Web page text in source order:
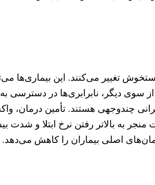
تغییر می‌کنند. این بیماری‌ها
دیگر، نابرابری‌ها در دسترسی به
چندوجهی هستند. تأمین درمان،
به بالاتر رفتن نرخ ابتلا و شدت
اصلی بیماران را کاهش